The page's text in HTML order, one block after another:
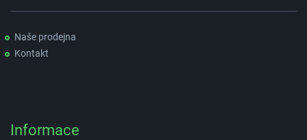
Naše prodejna
Kontakt
Informace